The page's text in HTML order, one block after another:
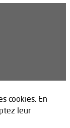
cookies. En
leur